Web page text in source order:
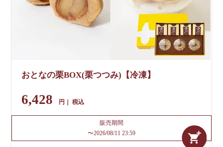
おとなの栗BOX(栗つつみ)【冷凍】
6,428 税込
販売期間
〜2026/08/11 23:59